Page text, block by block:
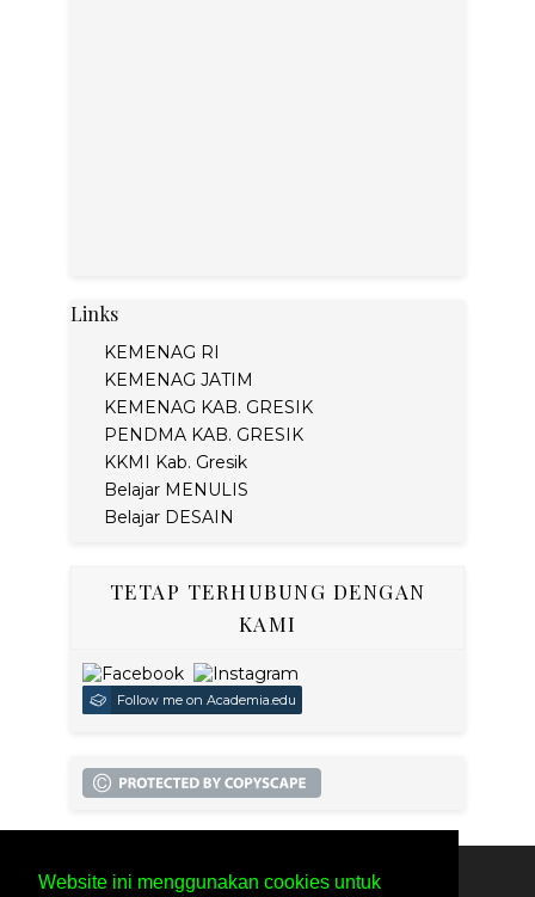
Website ini menggunakan cookies untuk
Links
KEMENAG RI
KEMENAG JATIM
KEMENAG KAB. GRESIK
PENDMA KAB. GRESIK
KKMI Kab. Gresik
Belajar MENULIS
Belajar DESAIN
TETAP TERHUBUNG DENGAN
KAMI
Follow me on Academia.edu
SITEMAP PRIVACY POLICY